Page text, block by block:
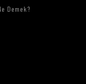
Demek?